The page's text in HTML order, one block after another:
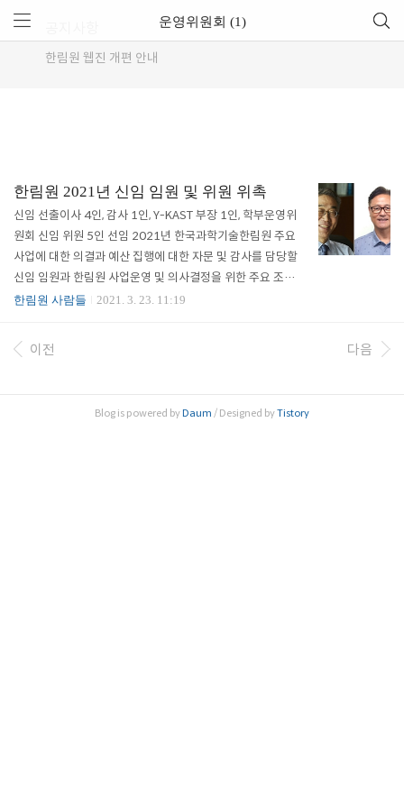
한림원 웹진 개편 안내
운영위원회 (1)
한림원 2021년 신임 임원 및 위원 위촉
신임 선출이사 4인, 감사 1인, Y-KAST 부장 1인, 학부운영위
원회 신임 위원 5인 선임 2021년 한국과학기술한림원 주요
사업에 대한 의결과 예산 집행에 대한 자문 및 감사를 담당할
신임 임원과 한림원 사업운영 및 의사결정을 위한 주요 조직의
위원이 새로 위촉됐다. 지난해 9월 18일부터 10월 19일까지
원 원장(정책학부 정회원), 이용희 KAIST 명예교수(이학부 정
회원), 최승복 인하대학교 석좌교수(공학부 정회원), 하헌주 이
사로 선출됐으며, 같은 해 11월 열린 정기총회에서 인준됐다.
한림원 사람들 2021. 3. 23. 11:19
이전 다음
Blog is powered byDaum / Designed byTistory